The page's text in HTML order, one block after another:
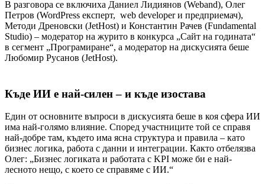
В разговора се включиха Даниел Лидиянов (Weband), Олег
Петров (WordPress експерт, web developer и предприемач),
Методи Дреновски (JetHost) и Константин Рачев (Fundamental
Studio) – модератор на журито в конкурса „Сайт на годината“
в сегмент „Програмиране“, а модератор на дискусията беше
Любомир Русанов (JetHost).
Къде ИИ е най-силен – и къде изостава
Един от основните въпроси в дискусията беше в коя сфера ИИ
има най-голямо влияние. Според участниците той се справя
най-добре там, където има ясна структура и правила – като
бизнес логика, работа с данни и интеграции. Както отбелязва
Олег: „Бизнес логиката и работата с KPI може би е най-
лесното нещо, с което се справяме с ИИ.“